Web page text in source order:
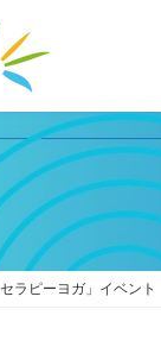
セラピーヨガ」イベント